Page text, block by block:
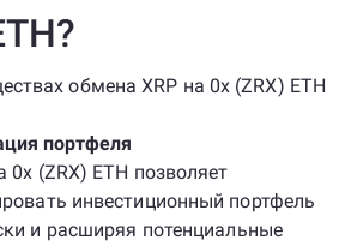
обмена XRP на 0x (ZRX) ETH
портфеля
0x (ZRX) ETH позволяет
инвестиционный портфель
и расширяя потенциальные